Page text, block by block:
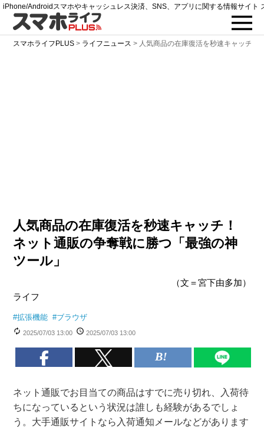
iPhone/Androidスマホやキャッシュレス決済、SNS、アプリに関する情報サイト
スマホライフPLUS > ライフニュース > 人気商品の在庫復活を秒速キャッチ
人気商品の在庫復活を秒速キャッチ！
ネット通販の争奪戦に勝つ「最強の神
ツール」
（文＝宮下由多加）
ライフ
#拡張機能 #ブラウザ
2025/07/03 13:00 2025/07/03 13:00
ネット通販でお目当ての商品はすでに売り切れ、入荷待
ちになっているという状況は誰しも経験があるでしょ
う。大手通販サイトなら入荷通知メールなどがあります